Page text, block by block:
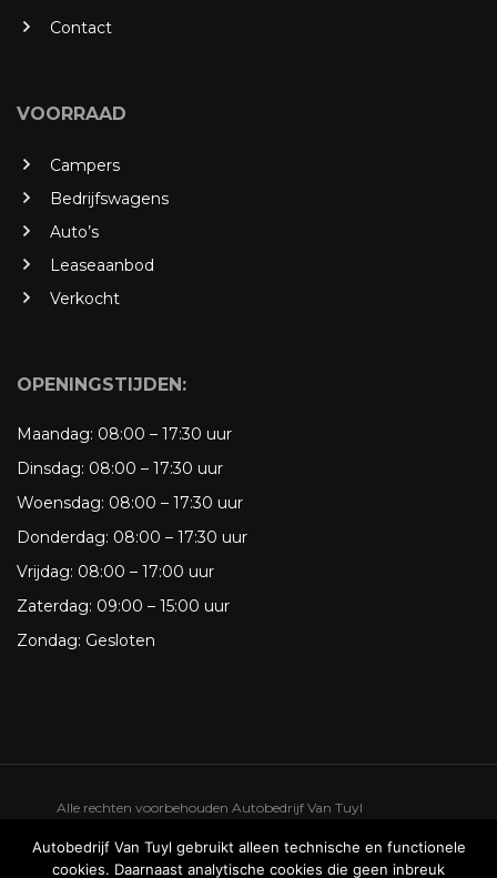
Contact
VOORRAAD
Campers
Bedrijfswagens
Auto’s
Leaseaanbod
Verkocht
OPENINGSTIJDEN:
Maandag: 08:00 – 17:30 uur
Dinsdag: 08:00 – 17:30 uur
Woensdag: 08:00 – 17:30 uur
Donderdag: 08:00 – 17:30 uur
Vrijdag: 08:00 – 17:00 uur
Zaterdag: 09:00 – 15:00 uur
Zondag: Gesloten
Alle rechten voorbehouden Autobedrijf Van Tuyl
Autobedrijf Van Tuyl gebruikt alleen technische en functionele
cookies. Daarnaast analytische cookies die geen inbreuk